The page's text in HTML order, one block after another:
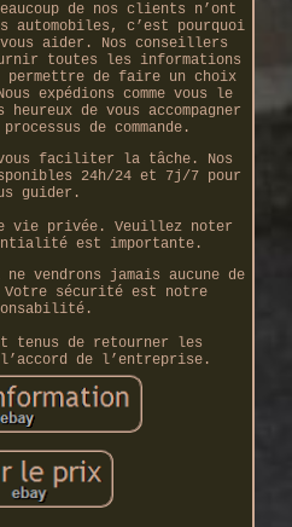
de nos clients n’ont
automobiles, c’est pourquoi
vous aider. Nos conseillers
toutes les informations
permettre de faire un choix
expédions comme vous le
de vous accompagner
de commande.
vous faciliter la tâche. Nos
24h/24 et 7j/7 pour
guider.
vie privée. Veuillez noter
est importante.
vendrons jamais aucune de
sécurité est notre
tenus de retourner les
l’accord de l’entreprise.